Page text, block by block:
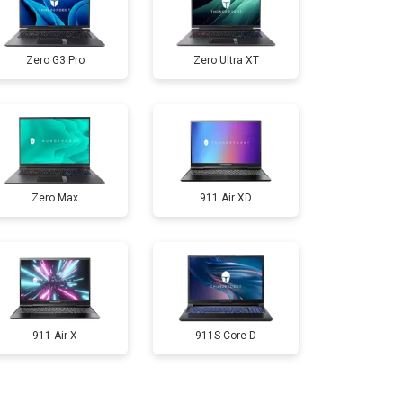
2300 ₽ Заказать
3300 ₽ Заказать
3800 ₽ Заказать
1500 ₽ Заказать
2900 ₽ Заказать
1200 ₽
Zero G3 Pro Zero Ultra XT
Zero Max 911 Air XD
911 Air X 911S Core D